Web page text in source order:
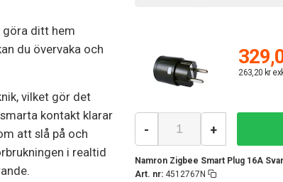
ditt hem
du övervaka och
vilket gör det
kontakt klarar
att slå på och
i realtid
263,20 kr
Namron Zigbee Smart Plug 16A
Art. nr: 4512767N
- +